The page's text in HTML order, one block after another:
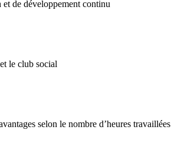
de développement continu
le club social
selon le nombre d’heures travaillées